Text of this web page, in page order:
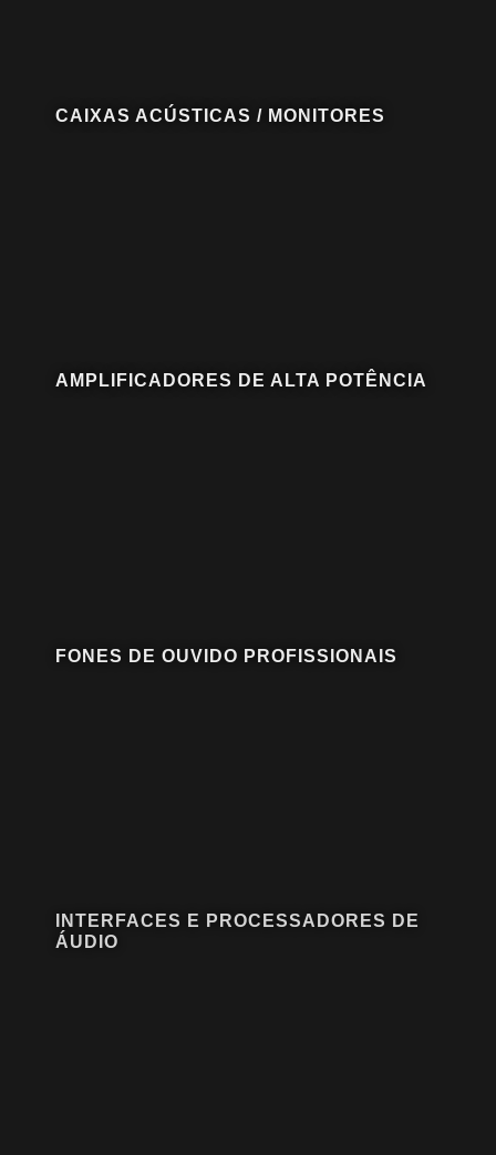
CAIXAS ACÚSTICAS / MONITORES
AMPLIFICADORES DE ALTA POTÊNCIA
FONES DE OUVIDO PROFISSIONAIS
INTERFACES E PROCESSADORES DE
ÁUDIO